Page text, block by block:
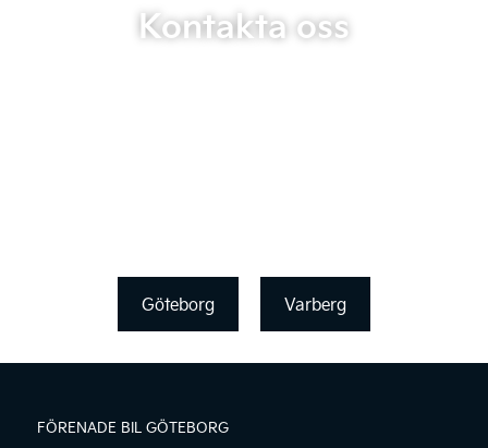
Kontakta oss
Göteborg Varberg
FÖRENADE BIL GÖTEBORG